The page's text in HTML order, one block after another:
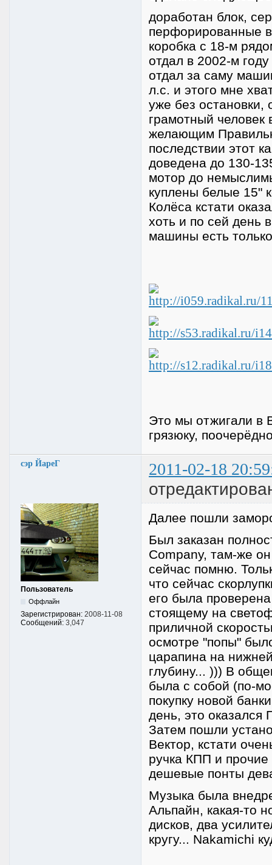
доработан блок,
перфорированные
коробка с 18-м
отдал в 2002-м
отдал за саму
л.с. и этого мне
уже без
грамотный
желающим
последствии этот
доведена до 130-
мотор до
куплены белые 15"
Колёса кстати
хоть и по сей день
машины есть
Это мы отжигали в
грязюку,
сэр ЙареГ 2011-02-18
Пользователь
Оффлайн
Зарегистрирован: 2008-11-08
Сообщений: 3,047
Далее пошли
Был заказан
Company, там-же
сейчас помню.
что сейчас
его была
стоящему на
приличной
осмотре "попы"
царапина на
глубину... ))) В
была с собой (по-
покупку новой
день, это
Затем пошли
Вектор, кстати
ручка КПП и
дешевые понты
Музыка была
Альпайн, какая-то
дисков, два
кругу... Nakamichi